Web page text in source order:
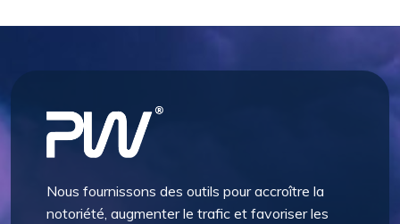
Nous fournissons des outils pour accroître la
notoriété, augmenter le trafic et favoriser les